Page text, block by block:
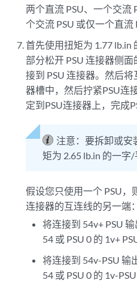
两个直流 PSU、一个交流
个交流 PSU 或仅一个直流
首先使用扭矩为 1.77 lb.in
部分松开 PSU 连接器侧
接到 PSU 连接器。然后
器槽中，然后拧紧PSU连
定到PSU连接器上，完成
注意： 要拆卸或安
矩为 2.65 lb.in 的一字/
假设您只使用一个 PSU，
连接器的互连线的另一端：
将连接到 54v+ PSU
54 或 PSU 0 的 1v+
将连接到 54v-PSU 输
54 或 PSU 0 的 1v-